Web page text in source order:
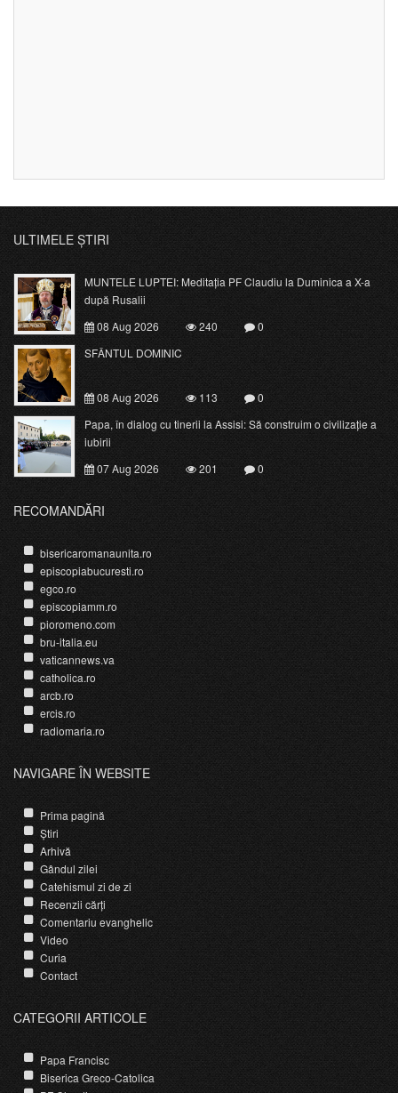
ULTIMELE ȘTIRI
MUNTELE LUPTEI: Meditația PF Claudiu la Duminica a X-a
după Rusalii
08 Aug 2026
240
0
SFÂNTUL DOMINIC
08 Aug 2026 113
0
Papa, în dialog cu tinerii la Assisi: Să construim o civilizație a
iubirii
07 Aug 2026
201 0
RECOMANDĂRI
bisericaromanaunita.ro
episcopiabucuresti.ro
egco.ro
episcopiamm.ro
pioromeno.com
bru-italia.eu
vaticannews.va
catholica.ro
arcb.ro
ercis.ro
radiomaria.ro
NAVIGARE ÎN WEBSITE
Prima pagină
Știri
Arhivă
Gândul zilei
Catehismul zi de zi
Recenzii cărți
Comentariu evanghelic
Video
Curia
Contact
CATEGORII ARTICOLE
Papa Francisc
Biserica Greco-Catolica